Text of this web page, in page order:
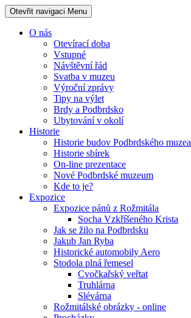
Otevřit navigaci Menu
O nás
Otevírací doba
Vstupné
Návštěvní řád
Svatba v muzeu
Výroční zprávy
Tipy na výlet
Brdy a Podbrdsko
Ubytování v okolí
Historie
Historie budov Podbrdského muzea
Historie sbírek
On-line prezentace
Nové Podbrdské muzeum
Kde to je?
Expozice
Expozice pánů z Rožmitála
Socha Vzkříšeného Krista
Jak se žilo na Podbrdsku
Jakub Jan Ryba
Historické automobily Aero
Stodola plná řemesel
Cvočkařský veřtat
Truhlárna
Slévárna
Rožmitálské obrázky - online